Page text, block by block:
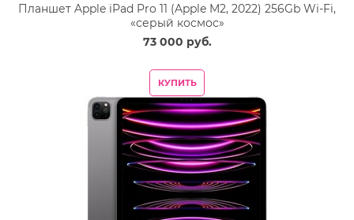
Планшет Apple iPad Pro 11 (Apple M2, 2022) 256Gb Wi-Fi,
«серый космос»
73 000 руб.
КУПИТЬ